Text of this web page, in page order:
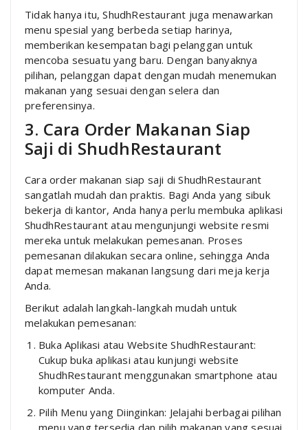
Tidak hanya itu, ShudhRestaurant juga menawarkan
menu spesial yang berbeda setiap harinya,
memberikan kesempatan bagi pelanggan untuk
mencoba sesuatu yang baru. Dengan banyaknya
pilihan, pelanggan dapat dengan mudah menemukan
makanan yang sesuai dengan selera dan
preferensinya.
3. Cara Order Makanan Siap
Saji di ShudhRestaurant
Cara order makanan siap saji di ShudhRestaurant
sangatlah mudah dan praktis. Bagi Anda yang sibuk
bekerja di kantor, Anda hanya perlu membuka aplikasi
ShudhRestaurant atau mengunjungi website resmi
mereka untuk melakukan pemesanan. Proses
pemesanan dilakukan secara online, sehingga Anda
dapat memesan makanan langsung dari meja kerja
Anda.
Berikut adalah langkah-langkah mudah untuk
melakukan pemesanan:
Buka Aplikasi atau Website ShudhRestaurant:
Cukup buka aplikasi atau kunjungi website
ShudhRestaurant menggunakan smartphone atau
komputer Anda.
Pilih Menu yang Diinginkan: Jelajahi berbagai pilihan
menu yang tersedia dan pilih makanan yang sesuai